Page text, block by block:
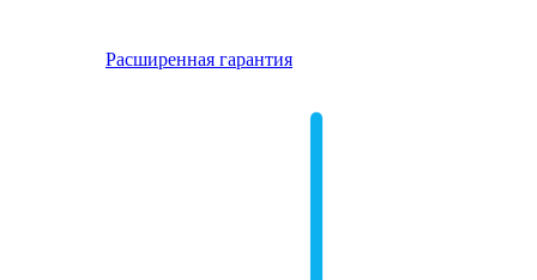
Расширенная гарантия